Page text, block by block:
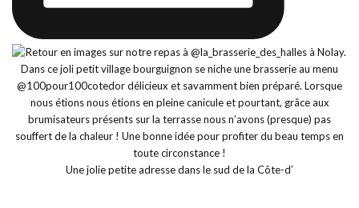
Une jolie petite adresse dans le sud de la Côte-d’